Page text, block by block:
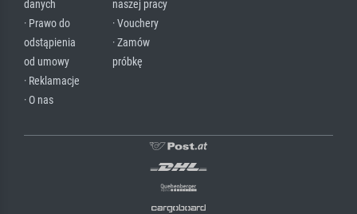
danych
· Prawo do
odstąpienia
od umowy
· Reklamacje
· O nas
naszej pracy
· Vouchery
· Zamów
próbkę